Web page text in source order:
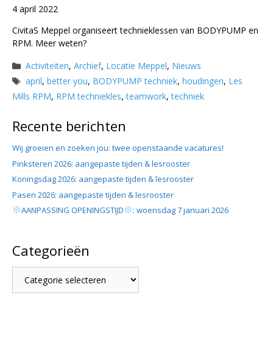
4 april 2022
CivitaS Meppel organiseert technieklessen van BODYPUMP en
RPM. Meer weten?
Categorieën
Activiteiten,Archief, Locatie Meppel, Nieuws
Tags
april,better you, BODYPUMP techniek,houdingen, Les
Mills RPM, RPM techniekles,teamwork,techniek
Recente berichten
Wij groeien en zoeken jou: twee openstaande vacatures!
Pinksteren 2026: aangepaste tijden & lesrooster
Koningsdag 2026: aangepaste tijden & lesrooster
Pasen 2026: aangepaste tijden & lesrooster
AANPASSING OPENINGSTIJD
: woensdag 7 januari 2026
Categorieën